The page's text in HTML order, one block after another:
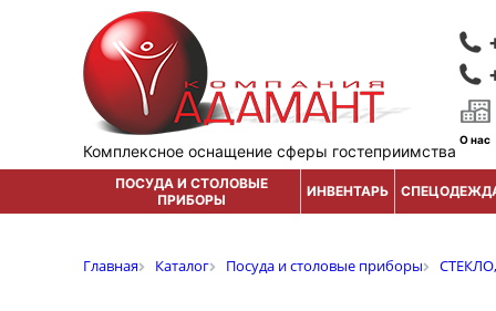
Комплексное оснащение сферы гостеприимства
О нас
ПОСУДА И СТОЛОВЫЕ
ПРИБОРЫ
ИНВЕНТАРЬ
Главная Каталог Посуда и столовые приборы